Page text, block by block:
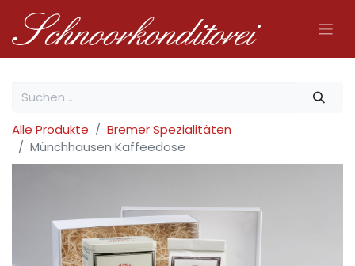
Alle Produkte
Bremer Spezialitäten
Münchhausen Kaffeedose